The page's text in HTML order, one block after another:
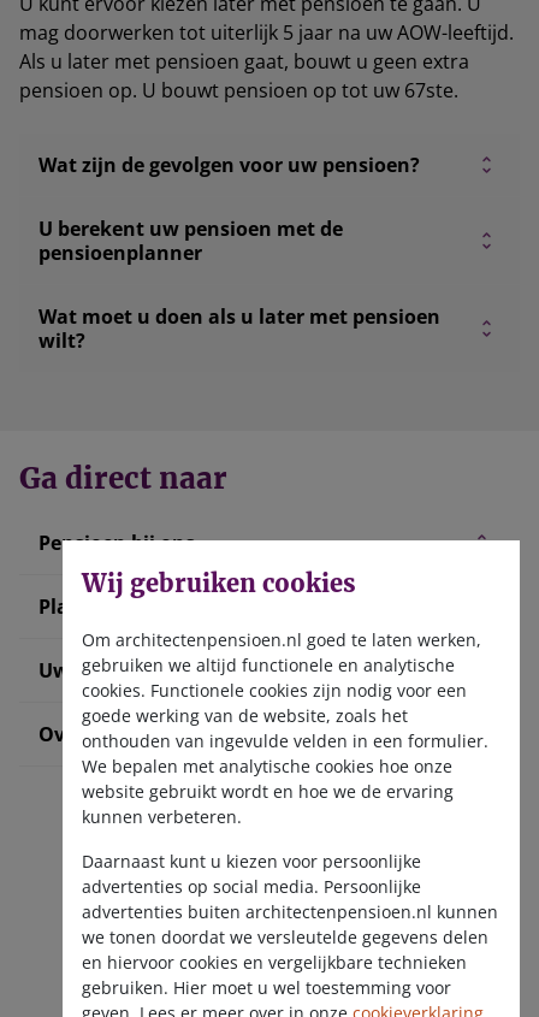
mag doorwerken tot uiterlijk 5 jaar na uw AOW-leeftijd.
Als u later met pensioen gaat, bouwt u geen extra
pensioen op. U bouwt pensioen op tot uw 67ste.
Wat zijn de gevolgen voor uw pensioen?
U berekent uw pensioen met de
pensioenplanner
Wat moet u doen als u later met pensioen
wilt?
Ga direct naar
Pensioen bij ons
Plan uw pensioen
Uw situatie verandert
Over ons
Ontvang de nieuwsbrief
Wij gebruiken cookies
Om architectenpensioen.nl goed te laten werken,
gebruiken we altijd functionele en analytische
cookies. Functionele cookies zijn nodig voor een
goede werking van de website, zoals het
onthouden van ingevulde velden in een formulier.
We bepalen met analytische cookies hoe onze
website gebruikt wordt en hoe we de ervaring
kunnen verbeteren.
Daarnaast kunt u kiezen voor persoonlijke
advertenties op social media. Persoonlijke
advertenties buiten architectenpensioen.nl kunnen
we tonen doordat we versleutelde gegevens delen
en hiervoor cookies en vergelijkbare technieken
gebruiken. Hier moet u wel toestemming voor